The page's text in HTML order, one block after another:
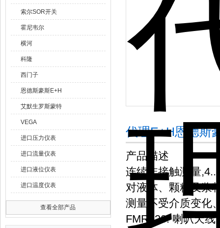
索尔SOR开关
霍尼韦尔
横河
科隆
西门子
恩德斯豪斯E+H
艾默生罗斯蒙特
VEGA
进口压力仪表
进口流量仪表
进口液位仪表
进口温度仪表
查看全部产品
代理E+H恩德斯
产品描述
连续非接触测量
对液体、颗粒及浆
测量不受介质变化
FMR230: 喇叭天